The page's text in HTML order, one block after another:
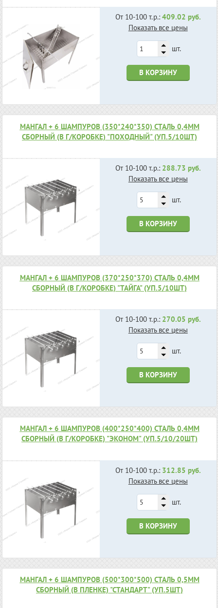
От 10-100 т.р.: 409.02 руб.
Показать все цены
шт.
В КОРЗИНУ
МАНГАЛ + 6 ШАМПУРОВ (350*240*350) СТАЛЬ 0,4ММ
СБОРНЫЙ (В Г/КОРОБКЕ) "ПОХОДНЫЙ" (УП.5/10ШТ)
От 10-100 т.р.: 288.73 руб.
Показать все цены
шт.
В КОРЗИНУ
МАНГАЛ + 6 ШАМПУРОВ (370*250*370) СТАЛЬ 0,4ММ
СБОРНЫЙ (В Г/КОРОБКЕ) "ТАЙГА" (УП.5/10ШТ)
От 10-100 т.р.: 270.05 руб.
Показать все цены
шт.
В КОРЗИНУ
МАНГАЛ + 6 ШАМПУРОВ (400*250*400) СТАЛЬ 0,4ММ
СБОРНЫЙ (В Г/КОРОБКЕ) "ЭКОНОМ" (УП.5/10/20ШТ)
От 10-100 т.р.: 312.85 руб.
Показать все цены
шт.
В КОРЗИНУ
МАНГАЛ + 6 ШАМПУРОВ (500*300*500) СТАЛЬ 0,5ММ
СБОРНЫЙ (В ПЛЕНКЕ) "СТАНДАРТ" (УП.5ШТ)